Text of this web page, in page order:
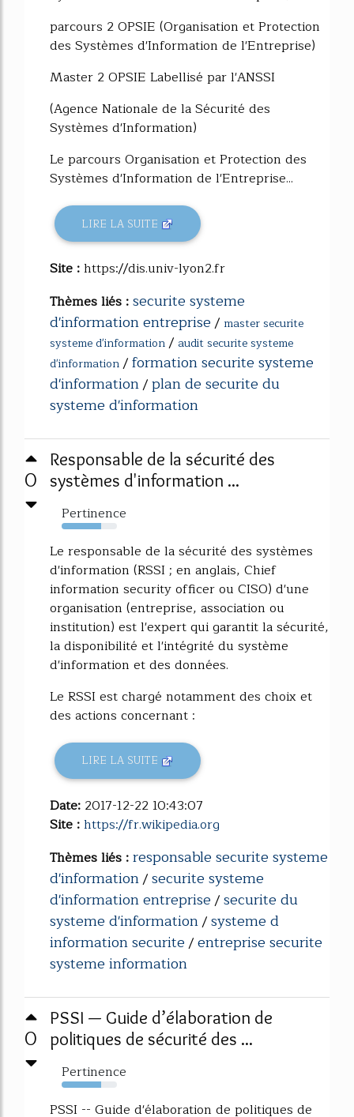
parcours 2 OPSIE (Organisation et Protection
des Systèmes d'Information de l'Entreprise)
Master 2 OPSIE Labellisé par l'ANSSI
(Agence Nationale de la Sécurité des
Systèmes d'Information)
Le parcours Organisation et Protection des
Systèmes d'Information de l'Entreprise...
LIRE LA SUITE
Site :https://dis.univ-lyon2.fr
Thèmes liés :securite systeme
d'information entreprise/ master securite
systeme d'information/ audit securite systeme
d'information/formation securite systeme
d'information/plan de securite du
systeme d'information
0
Responsable de la sécurité des
systèmes d'information ...
Pertinence
71%
Le responsable de la sécurité des systèmes
d'information (RSSI ; en anglais, Chief
information security officer ou CISO) d'une
organisation (entreprise, association ou
institution) est l'expert qui garantit la sécurité,
la disponibilité et l'intégrité du système
d'information et des données.
Le RSSI est chargé notamment des choix et
des actions concernant :
LIRE LA SUITE
Date: 2017-12-22 10:43:07
Site :https://fr.wikipedia.org
Thèmes liés :responsable securite systeme
d'information/securite systeme
d'information entreprise/securite du
systeme d'information/systeme d
information securite/entreprise securite
systeme information
0
PSSI — Guide d’élaboration de
politiques de sécurité des ...
Pertinence
71%
PSSI -- Guide d'élaboration de politiques de